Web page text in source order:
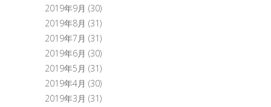
2019年9月 (30)
2019年8月 (31)
2019年7月 (31)
2019年6月 (30)
2019年5月 (31)
2019年4月 (30)
2019年3月 (31)